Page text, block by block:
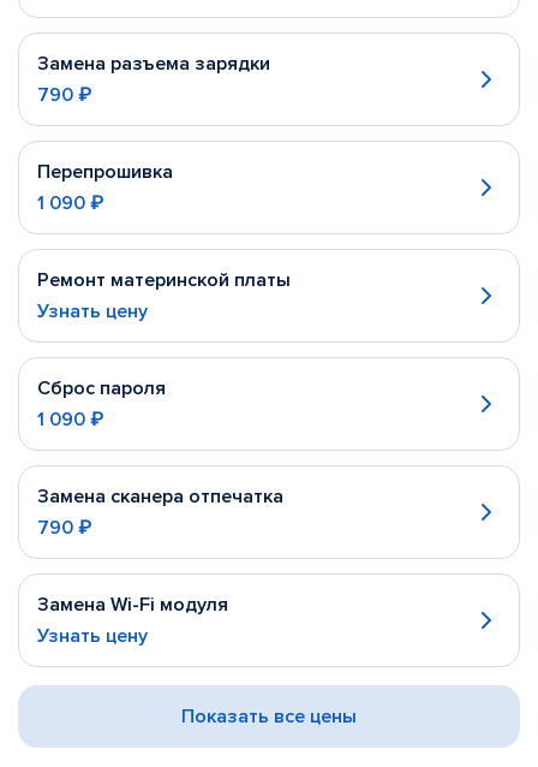
Замена разъема зарядки
790 ₽
Перепрошивка
1 090 ₽
Ремонт материнской платы
Узнать цену
Сброс пароля
1 090 ₽
Замена сканера отпечатка
790 ₽
Замена Wi-Fi модуля
Узнать цену
Показать все цены